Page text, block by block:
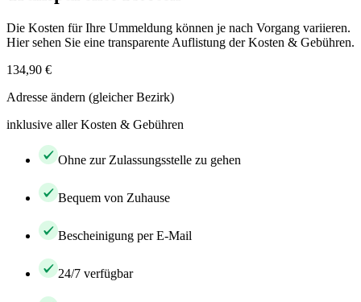
Die Kosten für Ihre Ummeldung können je nach Vorgang variieren.
Hier sehen Sie eine transparente Auflistung der Kosten & Gebühren.
134,90 €
Adresse ändern (gleicher Bezirk)
inklusive aller Kosten & Gebühren
Ohne zur Zulassungsstelle zu gehen
Bequem von Zuhause
Bescheinigung per E-Mail
24/7 verfügbar